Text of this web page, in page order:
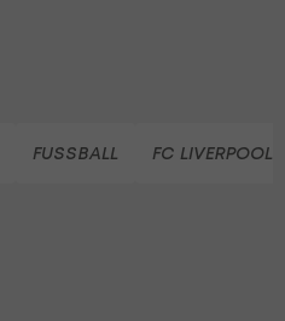
FUSSBALL FC LIVERPOOL